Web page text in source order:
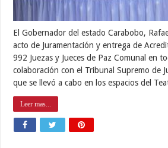
El Gobernador del estado Carabobo,
acto de Juramentación y entrega de
992 Juezas y Jueces de Paz Comunal en
colaboración con el Tribunal Supremo de
que se llevó a cabo en los espacios del
Leer mas...